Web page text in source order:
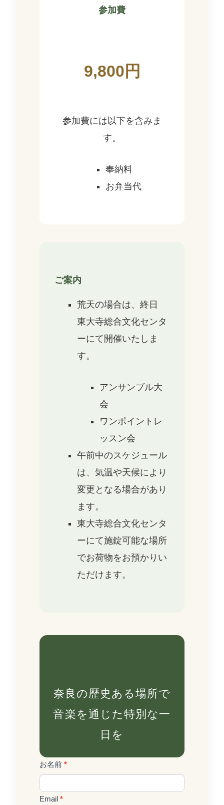
参加費
9,800円
参加費には以下を含みま
す。
奉納料
お弁当代
ご案内
荒天の場合は、終日
東大寺総合文化センタ
ーにて開催いたしま
す。
アンサンブル大
会
ワンポイントレ
ッスン会
午前中のスケジュール
は、気温や天候により
変更となる場合があり
ます。
東大寺総合文化センタ
ーにて施錠可能な場所
でお荷物をお預かりい
ただけます。
奈良の歴史ある場所で
音楽を通じた特別な一
日を
Waldkonzert
良
お名前*
Email*
あ
た